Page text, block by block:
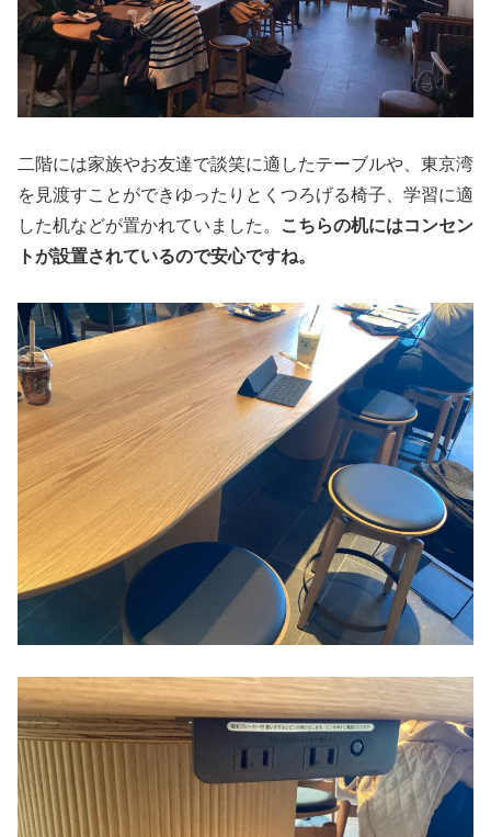
二階には家族やお友達で談笑に適したテーブルや、東京湾
を見渡すことができゆったりとくつろげる椅子、学習に適
した机などが置かれていました。
こちらの机にはコンセン
トが設置されているので安心ですね。